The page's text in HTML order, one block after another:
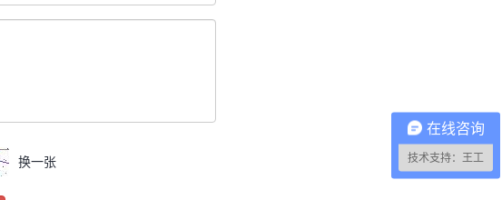
换一张
在线咨询
技术支持：王工